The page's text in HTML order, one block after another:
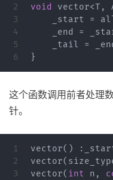
2
3
4
5
void
vector<T ,
_start
=
_end
=
_tail
=
}
这个函数调用前者处理
针。
1
2
3
vector() :
vector(
vector( int n ,